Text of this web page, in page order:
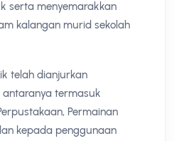
serta menyemarakkan
kalangan murid sekolah
telah dianjurkan
antaranya termasuk
Permainan
kepada penggunaan